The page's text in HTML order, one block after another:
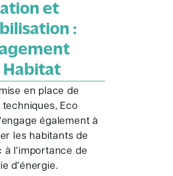
et
:
Habitat
en place de
techniques, Eco
également à
les habitants de
à l'importance de
d'énergie.